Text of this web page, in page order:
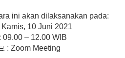
ini akan dilaksanakan pada:
10 Juni 2021
09.00 – 12.00 WIB
: Zoom Meeting